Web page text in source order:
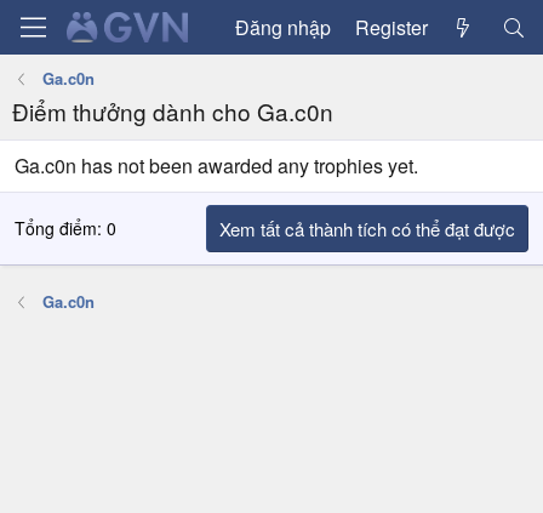
Đăng nhập Register
Ga.c0n
Điểm thưởng dành cho Ga.c0n
Ga.c0n has not been awarded any trophies yet.
Tổng điểm: 0 Xem tất cả thành tích có thể đạt được
Ga.c0n